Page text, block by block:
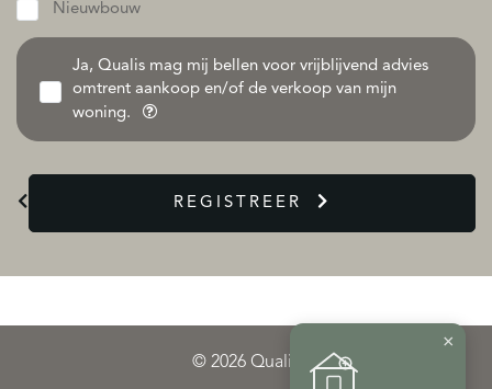
Nieuwbouw
Ja, Qualis mag mij bellen voor vrijblijvend advies
omtrent aankoop en/of de verkoop van mijn
woning.
REGISTREER
© 2026 Qualis
×